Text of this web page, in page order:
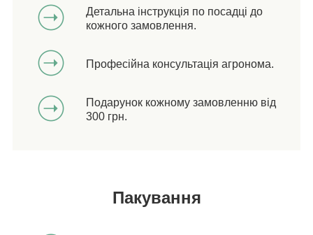
Детальна інструкція по посадці до
кожного замовлення.
Професійна консультація агронома.
Подарунок кожному замовленню від
300 грн.
Пакування